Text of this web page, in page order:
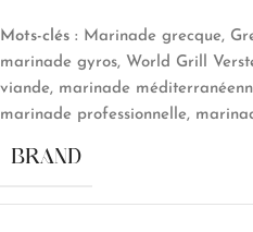
Mots-clés : Marinade grecque,
marinade gyros, World Grill
viande, marinade
marinade professionnelle,
BRAND